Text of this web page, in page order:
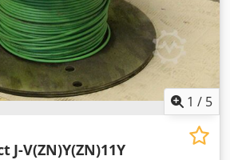
1 / 5
J-V(ZN)Y(ZN)11Y